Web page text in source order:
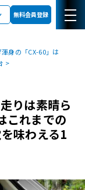
無料会員登録
身の「CX-60」は
りは素晴ら
これまでの
味わえる1